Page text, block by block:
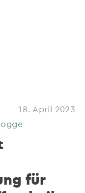
18. April 2023
für